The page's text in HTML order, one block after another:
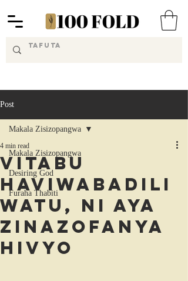
Post
Makala Zisizopangwa
Desiring God
Furaha Thabiti
Makala Zisizopangwa
Vitabu
Haviwabadili
Watu, Ni Aya
Zinazofanya
Hivyo
4 min read